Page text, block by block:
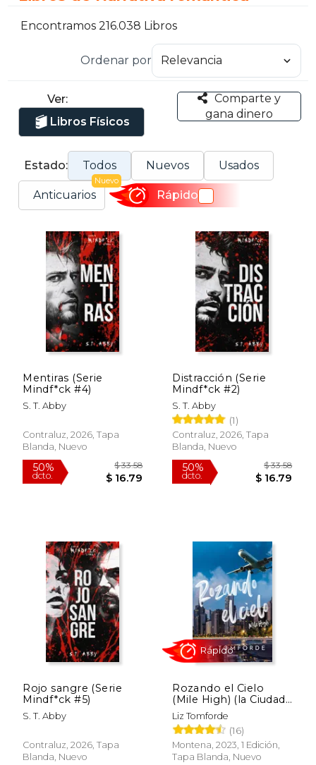
Encontramos 216.038 Libros
Ordenar por
Ver:
Libros Físicos
Comparte y
gana dinero
Estado: Todos Nuevos Usados
Anticuarios
Nuevo
Rápido
Mentiras (Serie
Mindf*ck #4)
S. T. Abby
Contraluz, 2026, Tapa
Blanda, Nuevo
50%
dcto. $ 16.79
Distracción (Serie
Mindf*ck #2)
S. T. Abby
(1)
Contraluz, 2026, Tapa
Blanda, Nuevo
dcto.
Rojo sangre (Serie
Mindf*ck #5)
S. T. Abby
Contraluz, 2026, Tapa
Blanda, Nuevo
Rozando el Cielo
(Mile High) (la Ciudad
de los Vientos 1)
Liz Tomforde
(16)
Montena, 2023, 1 Edición,
Tapa Blanda, Nuevo
Rápido